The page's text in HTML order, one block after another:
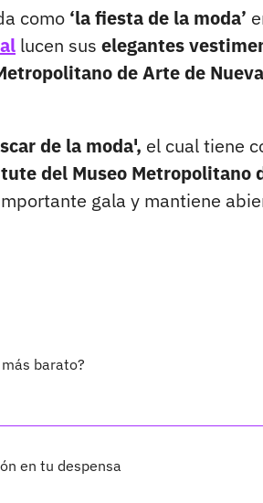
como ‘la fiesta de la moda’
lucen sus elegantes
de Arte de Nueva
de la moda', el cual tiene
del Museo Metropolitano
gala y mantiene
barato?
en tu despensa